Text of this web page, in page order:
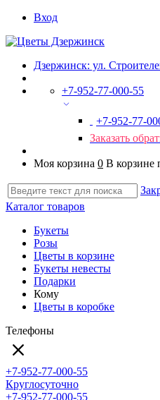
Вход
Дзержинск: ул.
+7-952-77-000-55
+7-952-77-
Заказать
Моя корзина 0 В корзине
Каталог товаров
Букеты
Розы
Цветы в корзине
Букеты невесты
Подарки
Кому
Цветы в коробке
Телефоны
+7-952-77-000-55
Круглосуточно
+7-952-77-000-55